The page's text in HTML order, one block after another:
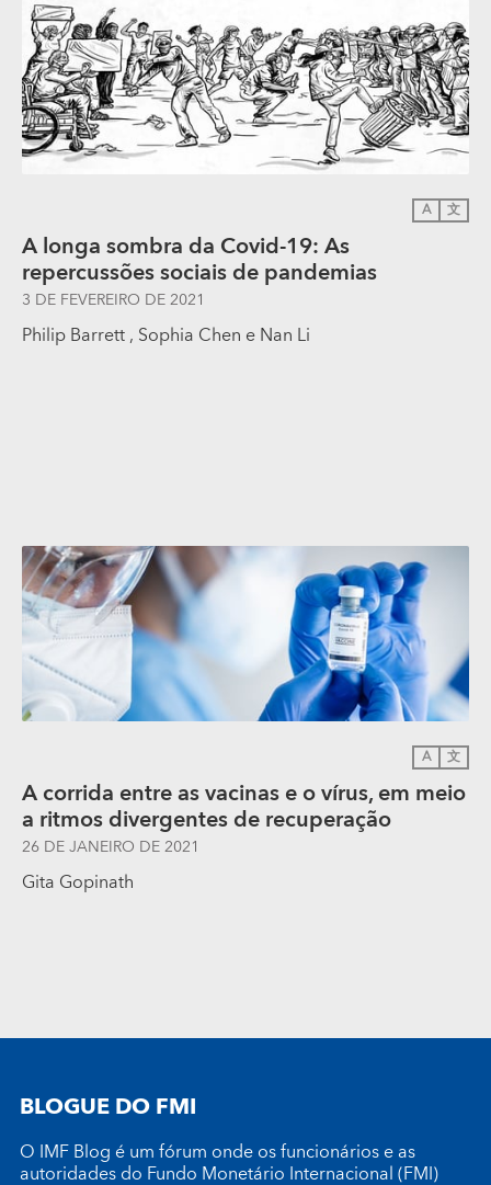
A 文
A longa sombra da Covid-19: As
repercussões sociais de pandemias
3 DE FEVEREIRO DE 2021
Philip Barrett, Sophia Chen eNan Li
A 文
A corrida entre as vacinas e o vírus, em meio
a ritmos divergentes de recuperação
26 DE JANEIRO DE 2021
Gita Gopinath
BLOGUE DO FMI
O IMF Blog é um fórum onde os funcionários e as
autoridades do Fundo Monetário Internacional (FMI)